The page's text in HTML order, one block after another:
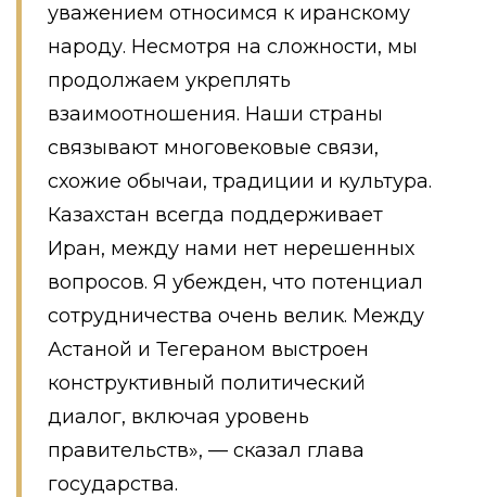
уважением относимся к иранскому
народу. Несмотря на сложности, мы
продолжаем укреплять
взаимоотношения. Наши страны
связывают многовековые связи,
схожие обычаи, традиции и культура.
Казахстан всегда поддерживает
Иран, между нами нет нерешенных
вопросов. Я убежден, что потенциал
сотрудничества очень велик. Между
Астаной и Тегераном выстроен
конструктивный политический
диалог, включая уровень
правительств», — сказал глава
государства.